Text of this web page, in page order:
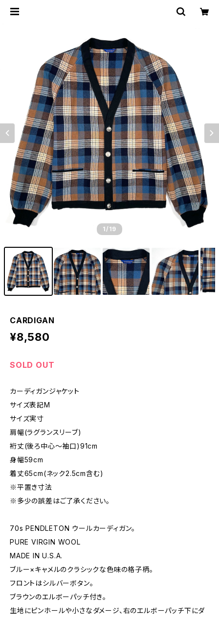
1 /19
CARDIGAN
¥8,580
SOLD OUT
カーディガンジャケット
サイズ表記M
サイズ実寸
肩幅(ラグランスリーブ)
裄丈(後ろ中心〜袖口)91cm
身幅59cm
着丈65cm(ネック2.5cm含む)
※平置き寸法
※多少の誤差はご了承ください。
70s PENDLETON ウールカーディガン。
PURE VIRGIN WOOL
MADE IN U.S.A.
ブルー×キャメルのクラシックな色味の格子柄。
フロントはシルバーボタン。
ブラウンのエルボーパッチ付き。
生地にピンホールや小さなダメージ、右のエルボーパッチ下にダ